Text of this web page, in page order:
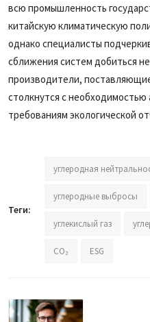
всю промышленность
китайскую климатическую
однако специалисты
сближения систем добиться
производители,
столкнутся с
требованиям экологической
Теги:
углеродная
углеродные выбросы
углекислый газ
CO₂ ESG